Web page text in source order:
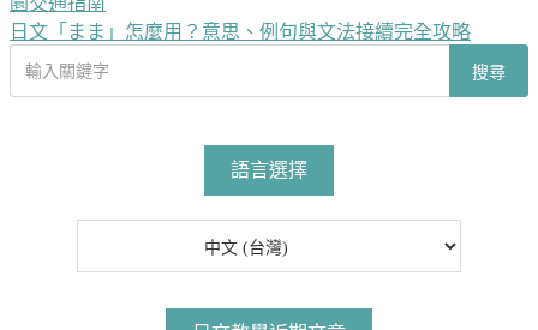
章
導
覽
日文「まま」怎麼用？意思、例句與文法接續完全攻略
搜尋
語言選擇